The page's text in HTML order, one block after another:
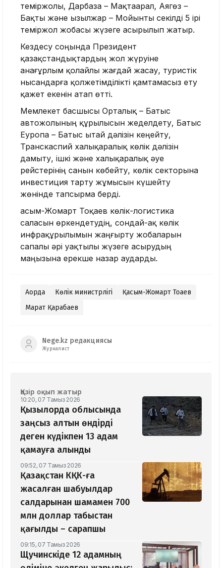
теміржолы, Дарбаза – Мақтаарал, Аягөз –
Бақты және Қызылжар – Мойынты секілді 5 ірі
теміржол жобасы жүзеге асырылып жатыр.
Кездесу соңында Президент
қазақстандықтардың жол жүруіне
анағұрлым қолайлы жағдай жасау, туристік
нысандарға қолжетімділікті қамтамасыз ету
қажет екенін атап өтті.
Мемлекет басшысы Орталық – Батыс
автожолының құрылысын жеделдету, Батыс
Еуропа – Батыс Қытай дәлізін кеңейту,
Транскаспий халықаралық көлік дәлізін
дамыту, ішкі және халықаралық әуе
рейстерінің санын көбейту, көлік секторына
инвестиция тарту жұмысын күшейту
жөнінде тапсырма берді.
Қасым-Жомарт Тоқаев көлік-логистика
саласын өркендетудің, сондай-ақ көлік
инфрақұрылымын жаңғырту жобаларын
сапалы әрі уақтылы жүзеге асырудың
маңызына ерекше назар аударды.
Ақорда Көлік министрлігі
Қасым-Жомарт Тоқаев
Марат Қарабаев
Nege.kz редакциясы
Журналист
Қазір оқып жатыр
10:20, 07 Тамыз 2026
Қызылорда облысында
заңсыз алтын өндірді
деген күдікпен 13 адам
қамауға алынды
09:52, 07 Тамыз 2026
Қазақстан КҚК-ға
жасалған шабуылдар
салдарынан шамамен 700
млн доллар табыстан
қағылды – сарапшы
09:15, 07 Тамыз 2026
Щучинскіде 12 адамның